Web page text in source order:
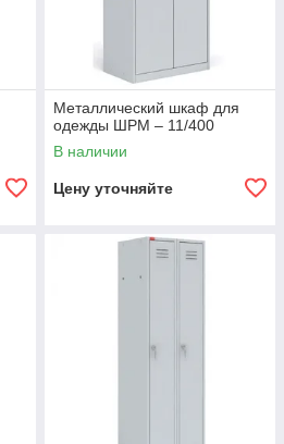
Металлический шкаф для
одежды ШРМ – 11/400
В наличии
Цену уточняйте